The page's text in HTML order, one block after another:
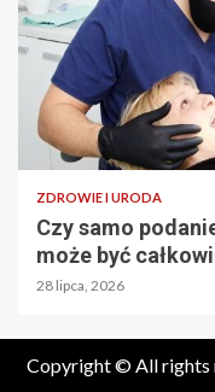
ZDROWIE I URODA
Czy samo
może być
28 lipca, 2026
Copyright © All rights